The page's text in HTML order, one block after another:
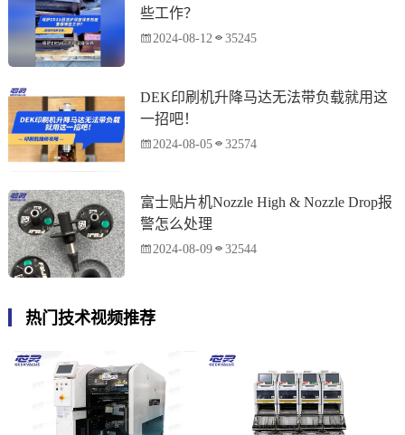
些工作？
2024-08-12 35245
DEK印刷机升降马达无法带负载就用这
一招吧！
2024-08-05 32574
富士贴片机Nozzle High & Nozzle Drop报
警怎么处理
2024-08-09 32544
热门技术视频推荐